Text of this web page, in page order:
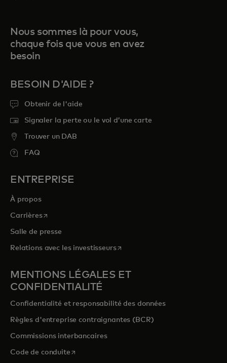
Nous sommes là pour vous,
chaque fois que vous en avez
besoin
BESOIN D'AIDE ?
Obtenir de l'aide
Signaler la perte ou le vol d’une carte
Trouver un DAB
FAQ
ENTREPRISE
À propos
Carrièress’ouvre dans un nouvel onglet
Salle de presse
Relations avec les investisseurss’ouvre dans un nouvel onglet
MENTIONS LÉGALES ET
CONFIDENTIALITÉ
Confidentialité et responsabilité des données
Règles d'entreprise contraignantes (BCR)
Commissions interbancaires
Code de conduites’ouvre dans un nouvel onglet